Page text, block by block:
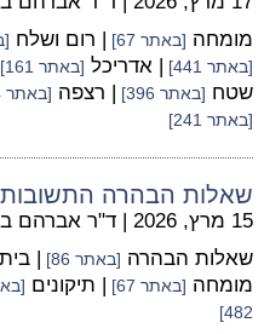
מומחה [באתר 67] | רום ושלח
[באתר 441] | אדריכל [באתר 161]
שטח [באתר 396] | רצפה [באתר 124]
[באתר 241]
שאלות הבהרה התשובות
15 מרץ, 2026 | ד"ר אברהם
שאלות הבהרה [באתר 86] |
מומחה [באתר 67] | תיקונים
482]